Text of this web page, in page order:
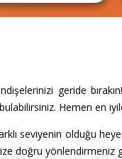
geride
Hemen en
seviyenin olduğu
doğru